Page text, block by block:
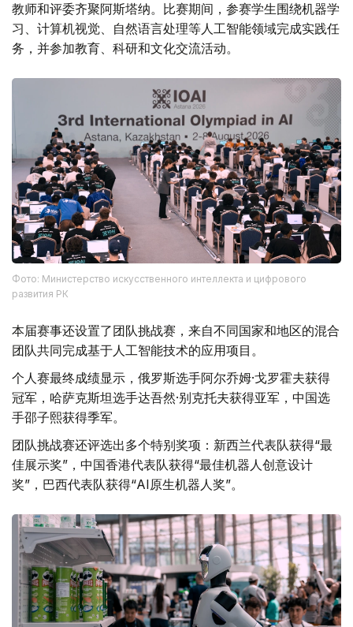
教师和评委齐聚阿斯塔纳。比赛期间，参赛学生围绕机器学
习、计算机视觉、自然语言处理等人工智能领域完成实践任
务，并参加教育、科研和文化交流活动。
Фото: Министерство искусственного интеллекта и цифрового
развития РК
本届赛事还设置了团队挑战赛，来自不同国家和地区的混合
团队共同完成基于人工智能技术的应用项目。
个人赛最终成绩显示，俄罗斯选手阿尔乔姆·戈罗霍夫获得
冠军，哈萨克斯坦选手达吾然·别克托夫获得亚军，中国选
手邵子熙获得季军。
团队挑战赛还评选出多个特别奖项：新西兰代表队获得“最
佳展示奖”，中国香港代表队获得“最佳机器人创意设计
奖”，巴西代表队获得“AI原生机器人奖”。